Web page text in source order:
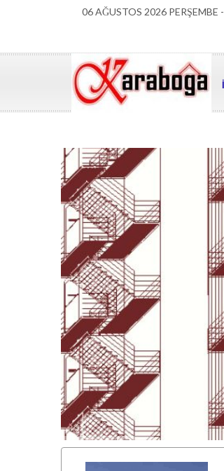
06 AĞUSTOS 2026 PERŞEMBE -